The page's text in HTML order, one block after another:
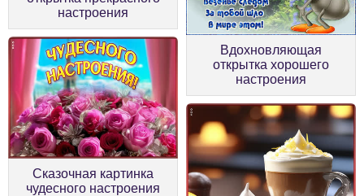
настроения
Вдохновляющая
открытка хорошего
настроения
Сказочная картинка
чудесного настроения